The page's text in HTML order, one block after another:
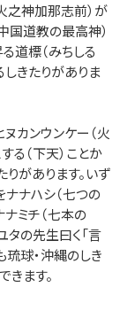
之神加那志前）が
国道教の最高神）
道標（みちしる
しきたりがありま
ヌカンウンケー（火
る（下天）ことか
があります。いず
ナハシ（七つの
ナミチ（七本の
タの先生曰く「言
琉球・沖縄のしき
きます。